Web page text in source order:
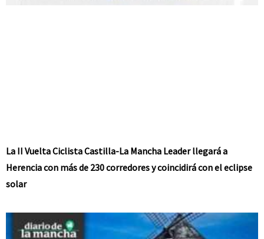
La II Vuelta Ciclista Castilla-La Mancha Leader llegará a
Herencia con más de 230 corredores y coincidirá con el eclipse
solar